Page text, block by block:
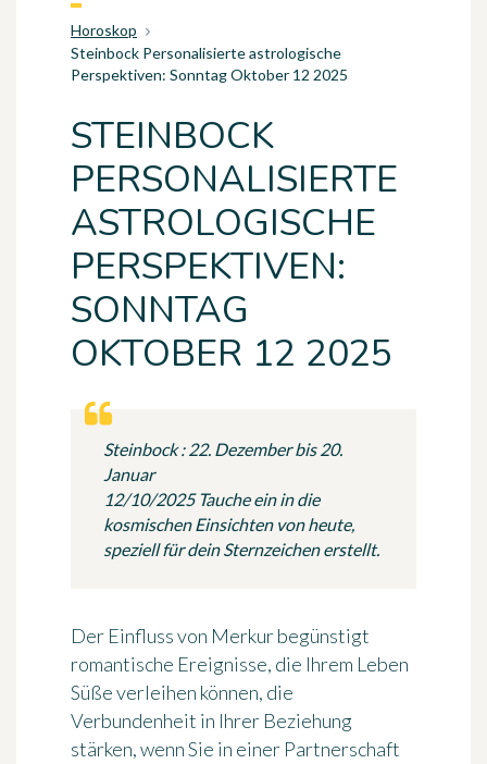
Horoskop
Steinbock Personalisierte astrologische
Perspektiven: Sonntag Oktober 12 2025
STEINBOCK
PERSONALISIERTE
ASTROLOGISCHE
PERSPEKTIVEN:
SONNTAG
OKTOBER 12 2025
Steinbock : 22. Dezember bis 20.
Januar
12/10/2025 Tauche ein in die
kosmischen Einsichten von heute,
speziell für dein Sternzeichen erstellt.
Der Einfluss von Merkur begünstigt
romantische Ereignisse, die Ihrem Leben
Süße verleihen können, die
Verbundenheit in Ihrer Beziehung
stärken, wenn Sie in einer Partnerschaft